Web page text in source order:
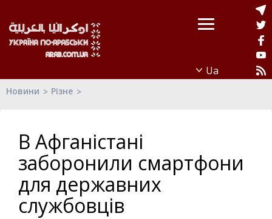
Новини Різне
В Афганістані
заборонили смартфони
для державних
службовців